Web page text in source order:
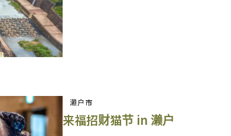
濑户市
来福招财猫节 in 濑户